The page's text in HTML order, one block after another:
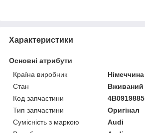
Характеристики
Основні атрибути
Країна виробник
Німеччина
Стан
Вживаний
Код запчастини
4B0919885
Тип запчастини
Оригінал
Сумісність з маркою
Audi